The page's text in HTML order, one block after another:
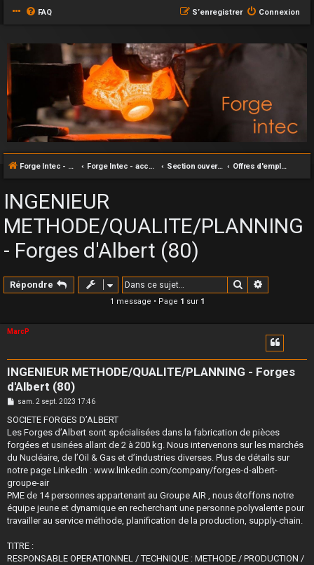
FAQ Connexion
S’enregistrer
Forge Intec - accueil Forge Intec - accueil Section ouverte au grand publique Offres d'emploi: Forge
INGENIEUR
METHODE/QUALITE/PLANNING
- Forges d'Albert (80)
Répondre Rechercher
1 message • Page 1 sur 1
MarcP
INGENIEUR METHODE/QUALITE/PLANNING - Forges
d'Albert (80)
M
s
a
g
sam. 2 sept. 2023 17:46
SOCIETE FORGES D’ALBERT
Les Forges d’Albert sont spécialisées dans la fabrication de pièces
forgées et usinées allant de 2 à 200 kg. Nous intervenons sur les marchés
du Nucléaire, de l’Oil & Gas et d’industries diverses. Plus de détails sur
notre page LinkedIn : www.linkedin.com/company/forges-d-albert-
groupe-air
PME de 14 personnes appartenant au Groupe AIR , nous étoffons notre
équipe jeune et dynamique en recherchant une personne polyvalente pour
travailler au service méthode, planification de la production, supply-chain.
TITRE :
RESPONSABLE OPERATIONNEL / TECHNIQUE : METHODE / PRODUCTION /